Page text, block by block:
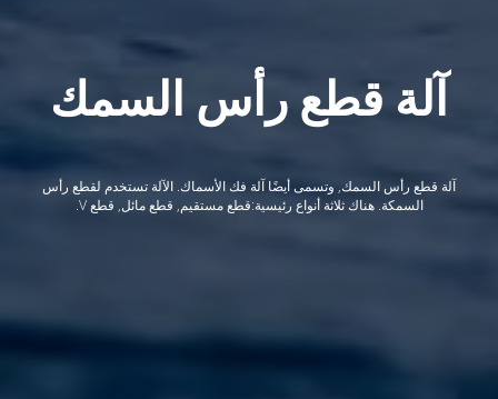
آلة قطع رأس السمك
آلة قطع رأس السمك, وتسمى أيضًا آلة فك الأسماك. الآلة تستخدم لقطع رأس
السمكة. هناك ثلاثة أنواع رئيسية:قطع مستقيم, قطع مائل, قطع V.